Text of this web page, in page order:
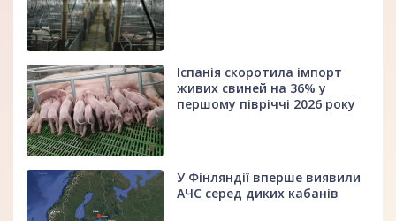
Іспанія скоротила імпорт
живих свиней на 36% у
першому півріччі 2026 року
У Фінляндії вперше виявили
АЧС серед диких кабанів